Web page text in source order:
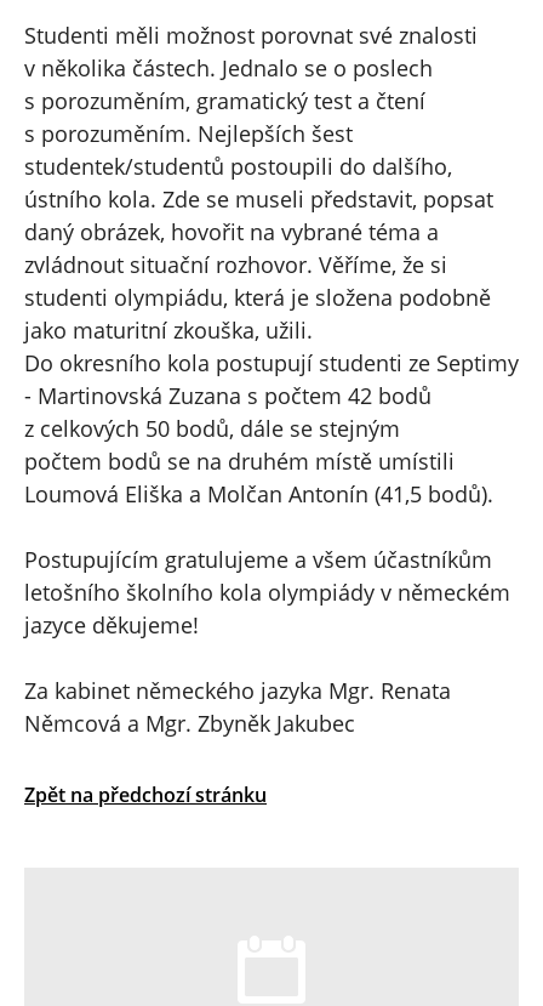
Studenti měli možnost porovnat své znalosti
v několika částech. Jednalo se o poslech
s porozuměním, gramatický test a čtení
s porozuměním. Nejlepších šest
studentek/studentů postoupili do dalšího,
ústního kola. Zde se museli představit, popsat
daný obrázek, hovořit na vybrané téma a
zvládnout situační rozhovor. Věříme, že si
studenti olympiádu, která je složena podobně
jako maturitní zkouška, užili.
Do okresního kola postupují studenti ze Septimy
- Martinovská Zuzana s počtem 42 bodů
z celkových 50 bodů, dále se stejným
počtem bodů se na druhém místě umístili
Loumová Eliška a Molčan Antonín (41,5 bodů).
Postupujícím gratulujeme a všem účastníkům
letošního školního kola olympiády v německém
jazyce děkujeme!
Za kabinet německého jazyka Mgr. Renata
Němcová a Mgr. Zbyněk Jakubec
Zpět na předchozí stránku